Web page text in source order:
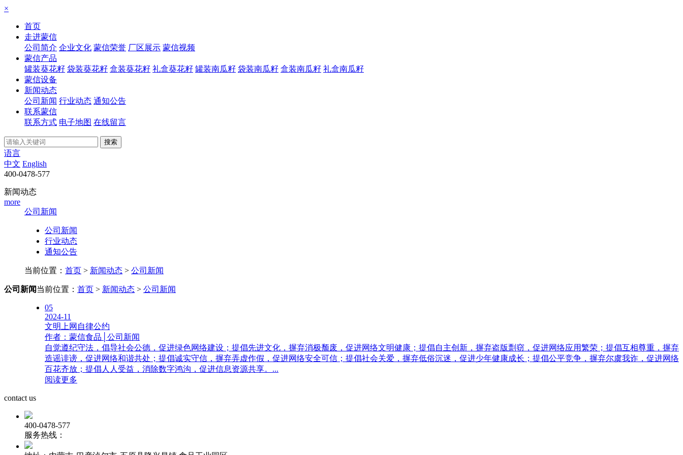
×
首页
走进蒙信
公司简介 企业文化 蒙信荣誉 厂区展示 蒙信视频
蒙信产品
罐装葵花籽 袋装葵花籽 盒装葵花籽 礼盒葵花籽 罐装南瓜籽 袋装南瓜籽 盒装南瓜籽 礼盒南瓜籽
蒙信设备
新闻动态
公司新闻 行业动态 通知公告
联系蒙信
联系方式 电子地图 在线留言
语言
中文 English
400-0478-577
新闻动态
more
公司新闻
公司新闻
行业动态
通知公告
当前位置： 首页 > 新闻动态 > 公司新闻
公司新闻当前位置： 首页 > 新闻动态 > 公司新闻
05
2024-11
文明上网自律公约
作者：蒙信食品│公司新闻
自觉遵纪守法，倡导社会公德，促进绿色网络建设；提倡先进文化，摒弃消极颓废，促进网络文明健康；提倡自主创新，摒弃盗版剽窃，促进网络应用繁荣；提倡互相尊重，摒弃
造谣诽谤，促进网络和谐共处；提倡诚实守信，摒弃弄虚作假，促进网络安全可信；提倡社会关爱，摒弃低俗沉迷，促进少年健康成长；提倡公平竞争，摒弃尔虞我诈，促进网络
百花齐放；提倡人人受益，消除数字鸿沟，促进信息资源共享。...
阅读更多
contact us
400-0478-577
服务热线：